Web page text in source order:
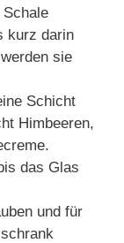
kurz darin
sie
Schicht
Himbeeren,
das Glas
und für